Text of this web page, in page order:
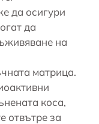
да осигури
да
на
матрица.
коса,
отвътре за